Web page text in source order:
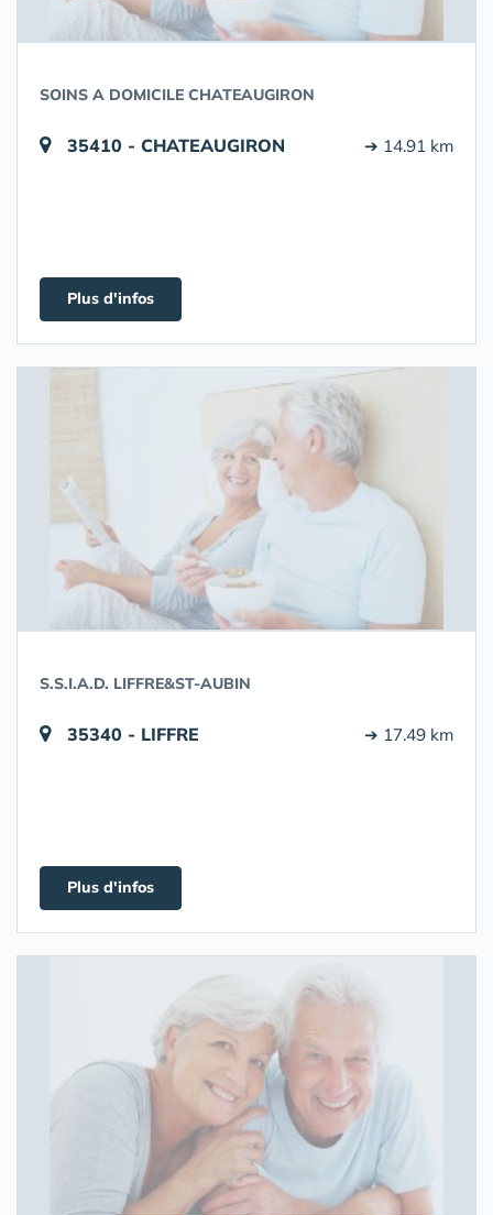
SOINS A DOMICILE CHATEAUGIRON
35410 - CHATEAUGIRON ➔ 14.91 km
Plus d'infos
S.S.I.A.D. LIFFRE&ST-AUBIN
35340 - LIFFRE ➔ 17.49 km
Plus d'infos